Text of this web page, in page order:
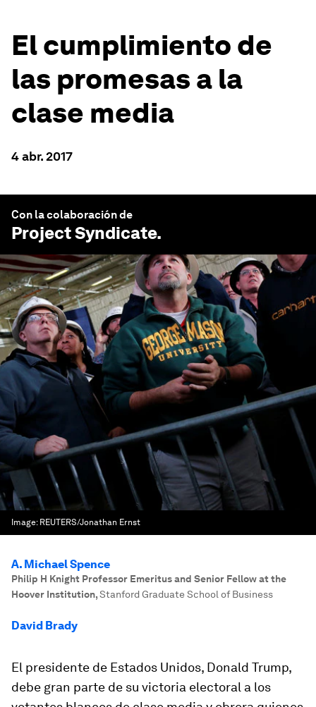
El cumplimiento de
las promesas a la
clase media
4 abr. 2017
Con la colaboración de
Project Syndicate.
Image: REUTERS/Jonathan Ernst
A. Michael Spence
Philip H Knight Professor Emeritus and Senior Fellow at the
Hoover Institution,Stanford Graduate School of Business
David Brady
El presidente de Estados Unidos, Donald Trump,
debe gran parte de su victoria electoral a los